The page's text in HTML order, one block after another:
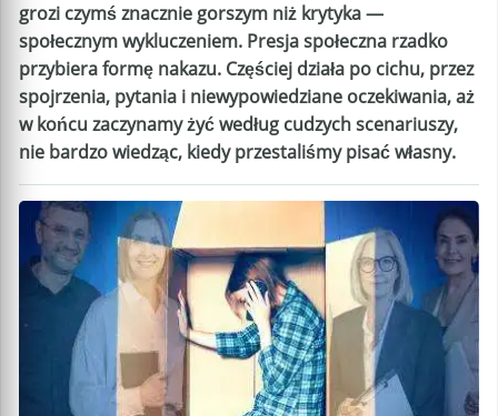
grozi czymś znacznie gorszym niż krytyka —
społecznym wykluczeniem. Presja społeczna rzadko
przybiera formę nakazu. Częściej działa po cichu, przez
spojrzenia, pytania i niewypowiedziane oczekiwania, aż
w końcu zaczynamy żyć według cudzych scenariuszy,
nie bardzo wiedząc, kiedy przestaliśmy pisać własny.